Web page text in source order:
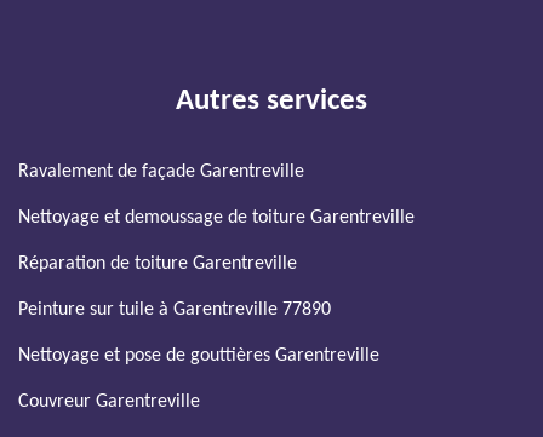
Autres services
Ravalement de façade Garentreville
Nettoyage et demoussage de toiture Garentreville
Réparation de toiture Garentreville
Peinture sur tuile à Garentreville 77890
Nettoyage et pose de gouttières Garentreville
Couvreur Garentreville